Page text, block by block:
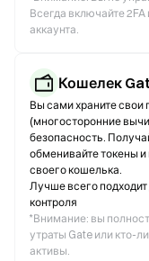
Всегда включайте
аккаунта.
Кошелек
Вы сами храните свои
(многосторонние
безопасность.
обменивайте токены
своего кошелька.
Лучше всего подходит
контроля
*Внимание: вы
утраты Gate или кто-
активы.